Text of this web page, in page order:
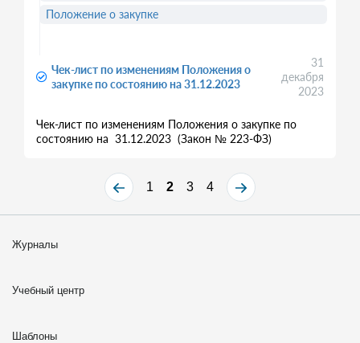
Чек-лист по изменениям Положения о
закупке по состоянию на 31.12.2023
31
декабря
2023
Чек-лист по изменениям Положения о закупке по
состоянию на 31.12.2023 (Закон № 223-ФЗ)
Положение о закупке
1 2 3 4
Журналы
Учебный центр
Шаблоны